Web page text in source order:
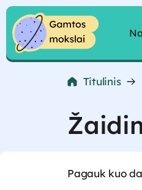
Pereiti prie turinio
Pereiti prie
Titulinis
Pagauk kuo